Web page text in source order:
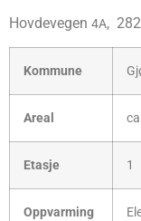
Hov­de­ve­gen 4A,
Kom­mu­ne
Are­al
Eta­sje 1
Opp­var­ming